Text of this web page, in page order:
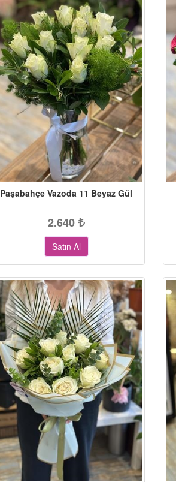
Paşabahçe Vazoda 11 Beyaz Gül
2.640
Satın Al